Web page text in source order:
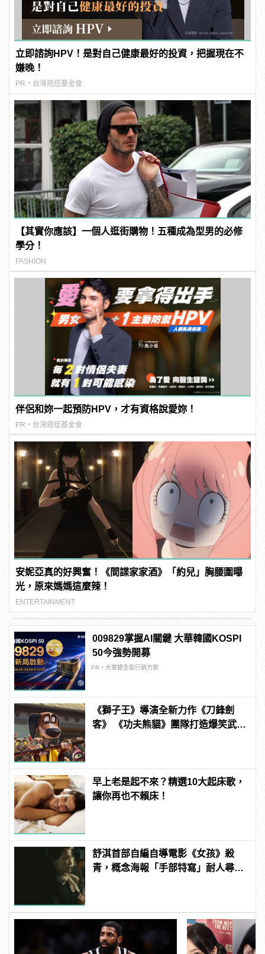
立即諮詢HPV！是對自己健康最好的投資，把握現在不
嫌晚！
PR・台灣癌症基金會
【其實你應該】一個人逛街購物！五種成為型男的必修
學分！
FASHION
伴侶和妳一起預防HPV，才有資格說愛妳！
PR・台灣癌症基金會
安妮亞真的好興奮！《間諜家家酒》「約兒」胸腰圍曝
光，原來媽媽這麼辣！
ENTERTAINMENT
009829掌握AI關鍵 大華韓國KOSPI
50今強勢開募
PR・大華銀全能行銷方案
《獅子王》導演全新力作《刀鋒劍
客》 《功夫熊貓》團隊打造爆笑武打
早上老是起不來？精選10大起床歌，
讓你再也不賴床！
舒淇首部自編自導電影《女孩》殺
青，概念海報「手部特寫」耐人尋